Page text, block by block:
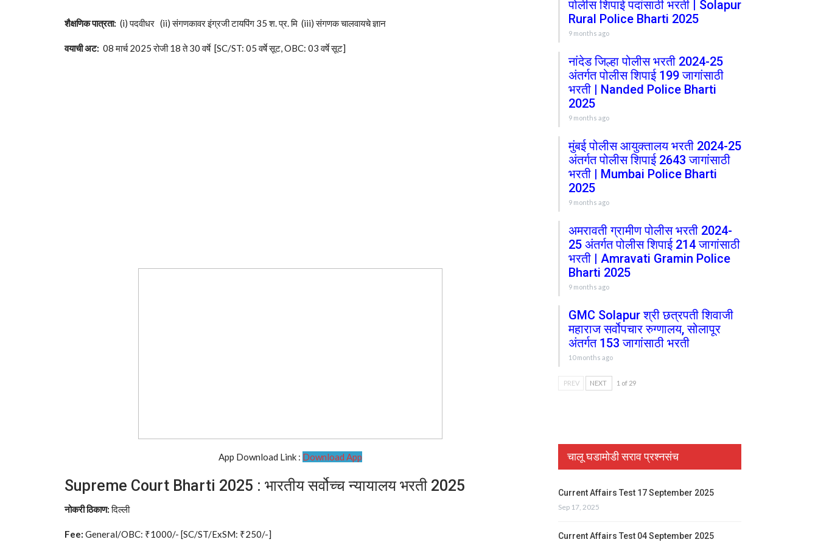
शैक्षणिक पात्रता: (i) पदवीधर (ii) संगणकावर इंग्रजी टायपिंग 35 श. प्र. मि (iii) संगणक चालवायचे ज्ञान
वयाची अट: 08 मार्च 2025 रोजी 18 ते 30 वर्षे [SC/ST: 05 वर्षे सूट, OBC: 03 वर्षे सूट]
App Download Link : Download App
Supreme Court Bharti 2025 : भारतीय सर्वोच्च न्यायालय भरती 2025
नोकरी ठिकाण:दिल्ली
Fee: General/OBC: ₹1000/- [SC/ST/ExSM: ₹250/-]
पोलीस शिपाई पदांसाठी भरती | Solapur
Rural Police Bharti 2025
9 months ago
नांदेड जिल्हा पोलीस भरती 2024-25
अंतर्गत पोलीस शिपाई 199 जागांसाठी
भरती | Nanded Police Bharti
2025
9 months ago
मुंबई पोलीस आयुक्तालय भरती 2024-25
अंतर्गत पोलीस शिपाई 2643 जागांसाठी
भरती | Mumbai Police Bharti
2025
9 months ago
अमरावती ग्रामीण पोलीस भरती 2024-
25 अंतर्गत पोलीस शिपाई 214 जागांसाठी
भरती | Amravati Gramin Police
Bharti 2025
9 months ago
GMC Solapur श्री छत्रपती शिवाजी
महाराज सर्वोपचार रुग्णालय, सोलापूर
अंतर्गत 153 जागांसाठी भरती
10 months ago
PREV NEXT 1 of 29
चालू घडामोडी सराव प्रश्नसंच
Current Affairs Test 17 September 2025
Sep 17, 2025
Current Affairs Test 04 September 2025